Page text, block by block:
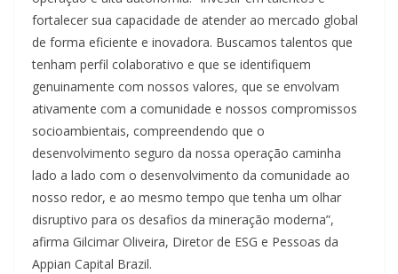
fortalecer sua capacidade de atender ao mercado global
de forma eficiente e inovadora. Buscamos talentos que
tenham perfil colaborativo e que se identifiquem
genuinamente com nossos valores, que se envolvam
ativamente com a comunidade e nossos compromissos
socioambientais, compreendendo que o
desenvolvimento seguro da nossa operação caminha
lado a lado com o desenvolvimento da comunidade ao
nosso redor, e ao mesmo tempo que tenha um olhar
disruptivo para os desafios da mineração moderna”,
afirma Gilcimar Oliveira, Diretor de ESG e Pessoas da
Appian Capital Brazil.